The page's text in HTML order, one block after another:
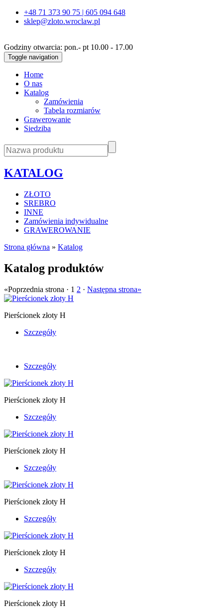
+48 71 373 90 75 | 605 094 648
sklep@zloto.wroclaw.pl
Godziny otwarcia: pon.- pt 10.00 - 17.00
Toggle navigation
Home
O nas
Katalog
Zamówienia
Tabela rozmiarów
Grawerowanie
Siedziba
KATALOG
ZŁOTO
SREBRO
INNE
Zamówienia indywidualne
GRAWEROWANIE
Strona główna » Katalog
Katalog produktów
«Poprzednia strona · 1 2 · Następna strona»
Pierścionek złoty H
Szczegóły
Szczegóły
Pierścionek złoty H
Szczegóły
Pierścionek złoty H
Szczegóły
Pierścionek złoty H
Szczegóły
Pierścionek złoty H
Szczegóły
Pierścionek złoty H